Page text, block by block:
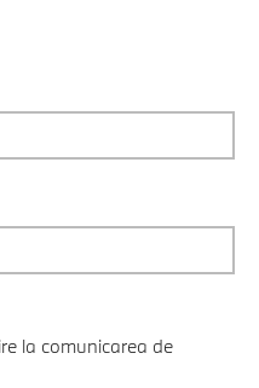
la comunicarea de